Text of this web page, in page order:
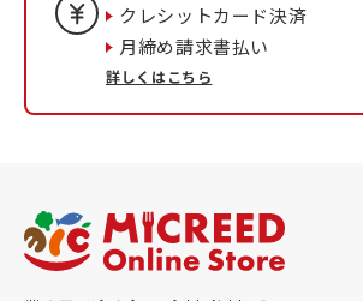
クレシットカード決済
月締め請求書払い
詳しくはこちら